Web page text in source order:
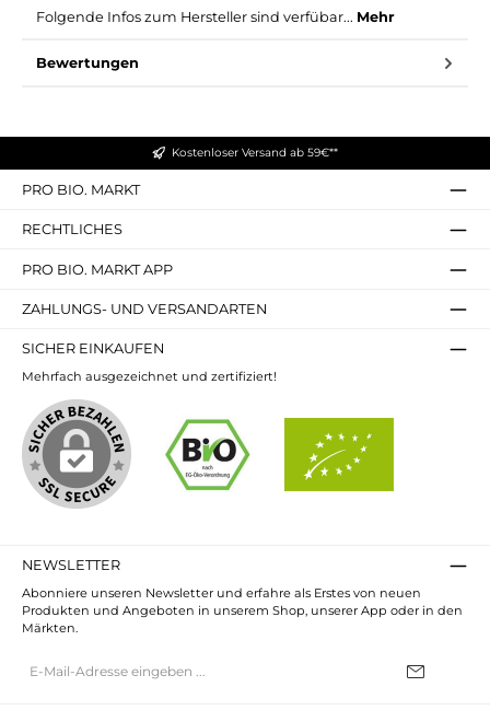
Folgende Infos zum Hersteller sind verfübar... Mehr
Bewertungen
Kostenloser Versand ab 59€**
PRO BIO. MARKT
RECHTLICHES
PRO BIO. MARKT APP
ZAHLUNGS- UND VERSANDARTEN
SICHER EINKAUFEN
Mehrfach ausgezeichnet und zertifiziert!
NEWSLETTER
Abonniere unseren Newsletter und erfahre als Erstes von neuen
Produkten und Angeboten in unserem Shop, unserer App oder in den
Märkten.
Mail-